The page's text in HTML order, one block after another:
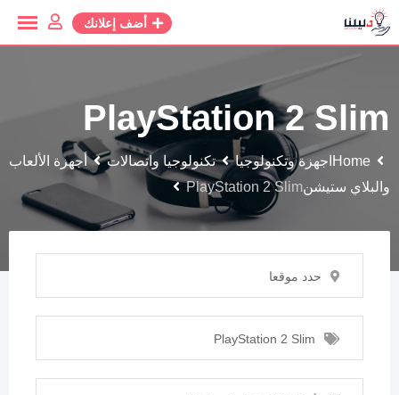
أضف إعلانك
PlayStation 2 Slim
Home اجهزة وتكنولوجيا تكنولوجيا واتصالات
أجهزة الألعاب
والبلاي ستيشنPlayStation 2 Slim
حدد موقعا
PlayStation 2 Slim